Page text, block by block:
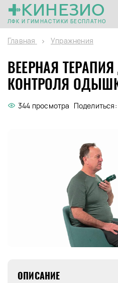
КИНЕЗИО
ЛФК И ГИМНАСТИКИ БЕСПЛАТНО
Главная Упражнения
ВЕЕРНАЯ
КОНТРОЛЯ
344 просмотра Поделиться:
ОПИСАНИЕ